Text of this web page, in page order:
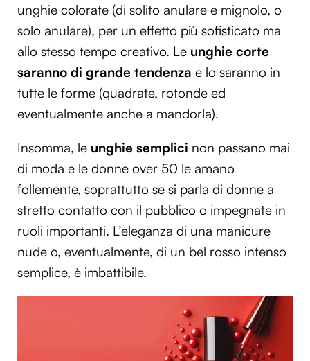
unghie colorate (di solito anulare e mignolo, o
solo anulare), per un effetto più sofisticato ma
allo stesso tempo creativo. Le unghie corte
saranno di grande tendenza e lo saranno in
tutte le forme (quadrate, rotonde ed
eventualmente anche a mandorla).
Insomma, le unghie semplici non passano mai
di moda e le donne over 50 le amano
follemente, soprattutto se si parla di donne a
stretto contatto con il pubblico o impegnate in
ruoli importanti. L’eleganza di una manicure
nude o, eventualmente, di un bel rosso intenso
semplice, è imbattibile.